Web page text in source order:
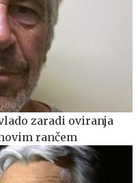
zaradi oviranja
rančem